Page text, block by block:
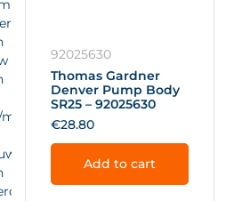
92025630
Thomas Gardner
Denver Pump Body
SR25 – 92025630
€28.80
Add to cart